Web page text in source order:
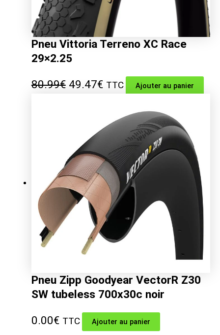
Pneu Vittoria Terreno XC Race
29×2.25
80.99€ Le
était :
80.99€.
49.47€Le
actuel
49.47€.
TTC Ajouter au panier
Pneu Zipp Goodyear VectorR Z30
SW tubeless 700x30c noir
0.00€ TTC Ajouter au panier